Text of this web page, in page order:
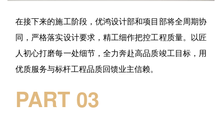
在接下来的施工阶段，优鸿设计部和项目部将全周期协
同，严格落实设计要求，精工细作把控工程质量。以匠
人初心打磨每一处细节，全力奔赴高品质竣工目标，用
优质服务与标杆工程品质回馈业主信赖。
PART 03